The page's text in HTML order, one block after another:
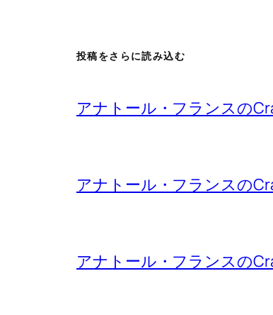
投稿をさらに読み込む
アナトール・フランスの
アナトール・フランスの
アナトール・フランスの